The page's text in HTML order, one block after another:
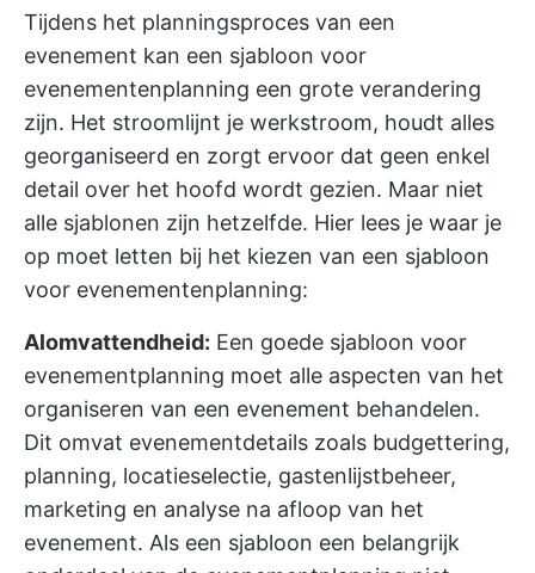
Tijdens het planningsproces van een
evenement kan een sjabloon voor
evenementenplanning een grote verandering
zijn. Het stroomlijnt je werkstroom, houdt alles
georganiseerd en zorgt ervoor dat geen enkel
detail over het hoofd wordt gezien. Maar niet
alle sjablonen zijn hetzelfde. Hier lees je waar je
op moet letten bij het kiezen van een sjabloon
voor evenementenplanning:
Alomvattendheid: Een goede sjabloon voor
evenementplanning moet alle aspecten van het
organiseren van een evenement behandelen.
Dit omvat evenementdetails zoals budgettering,
planning, locatieselectie, gastenlijstbeheer,
marketing en analyse na afloop van het
evenement. Als een sjabloon een belangrijk